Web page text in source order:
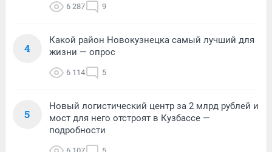
6 287 9
4
Какой район Новокузнецка самый лучший для
жизни — опрос
6 114 5
5
Новый логистический центр за 2 млрд рублей и
мост для него отстроят в Кузбассе —
подробности